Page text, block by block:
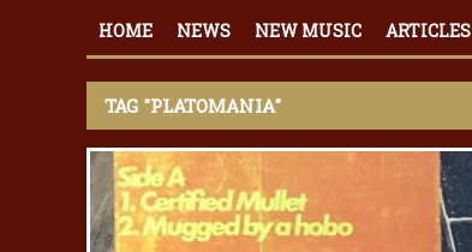
HOME NEWS NEW MUSIC ARTICLES
TAG "PLATOMANIA"